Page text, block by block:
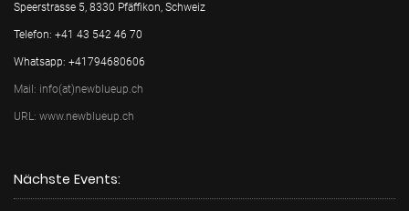
Speerstrasse 5, 8330 Pfäffikon, Schweiz
Telefon: +41 43 542 46 70
Whatsapp: +41794680606
Mail: info(at)newblueup.ch
URL: www.newblueup.ch
Nächste Events: